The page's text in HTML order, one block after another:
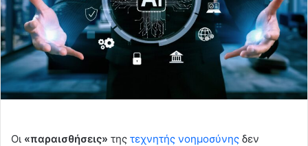
Οι «παραισθήσεις» της τεχνητής νοημοσύνης δεν